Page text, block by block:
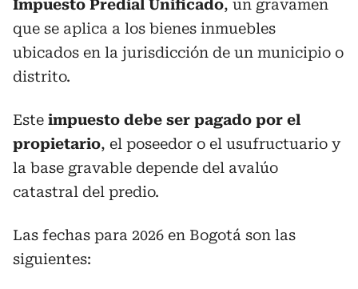
Impuesto Predial Unificado, un gravamen
que se aplica a los bienes inmuebles
ubicados en la jurisdicción de un municipio o
distrito.
Este impuesto debe ser pagado por el
propietario, el poseedor o el usufructuario y
la base gravable depende del avalúo
catastral del predio.
Las fechas para 2026 en Bogotá son las
siguientes: